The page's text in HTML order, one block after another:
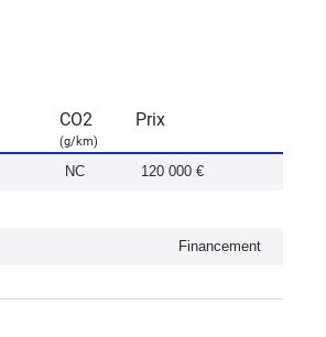
CO2
(g/km)
Prix
NC 120 000 €
Financement